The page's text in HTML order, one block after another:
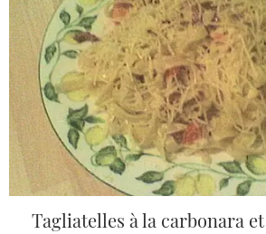
Tagliatelles à la carbonara